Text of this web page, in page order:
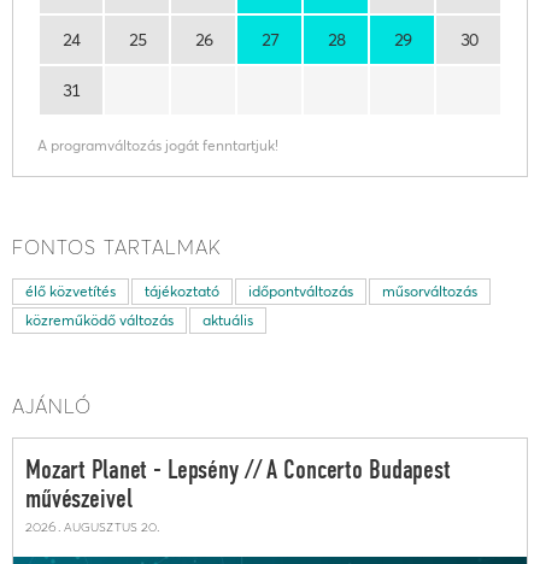
24 25 26 27 28 29 30
31
A programváltozás jogát fenntartjuk!
FONTOS TARTALMAK
élő közvetítés tájékoztató időpontváltozás
műsorváltozás
közreműködő változás
aktuális
AJÁNLÓ
Mozart Planet - Lepsény // A Concerto Budapest
művészeivel
2026. augusztus 20.